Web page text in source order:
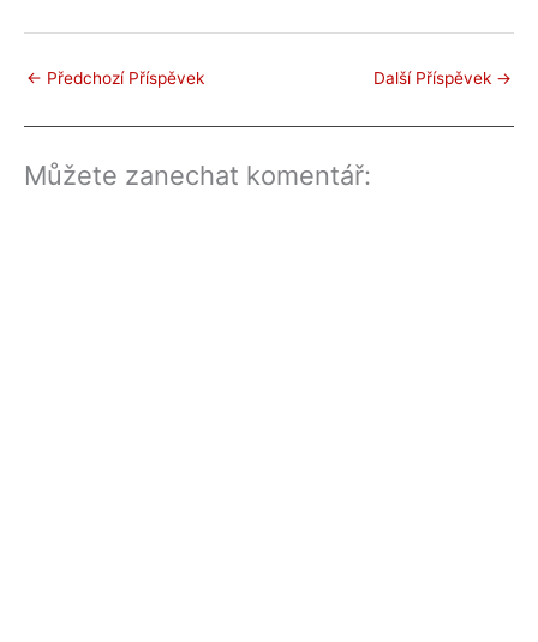
← Předchozí Příspěvek Další Příspěvek →
Můžete zanechat komentář: